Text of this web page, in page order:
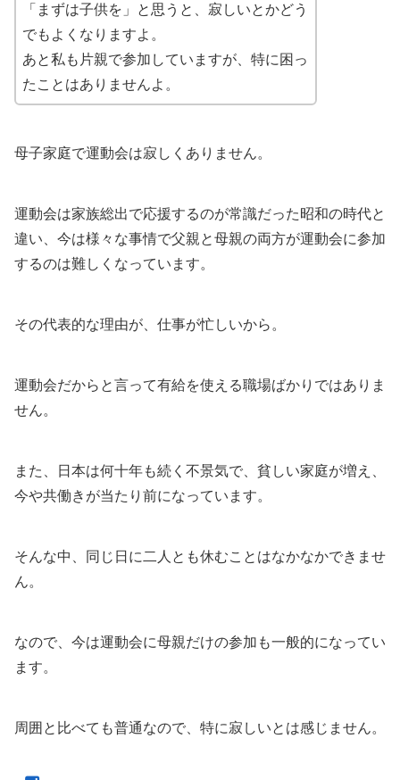
「まずは子供を」と思うと、寂しいとかどう
でもよくなりますよ。
あと私も片親で参加していますが、特に困っ
たことはありませんよ。
母子家庭で運動会は寂しくありません。
運動会は家族総出で応援するのが常識だった昭和の時代と
違い、今は様々な事情で父親と母親の両方が運動会に参加
するのは難しくなっています。
その代表的な理由が、仕事が忙しいから。
運動会だからと言って有給を使える職場ばかりではありま
せん。
また、日本は何十年も続く不景気で、貧しい家庭が増え、
今や共働きが当たり前になっています。
そんな中、同じ日に二人とも休むことはなかなかできませ
ん。
なので、今は運動会に母親だけの参加も一般的になってい
ます。
周囲と比べても普通なので、特に寂しいとは感じません。